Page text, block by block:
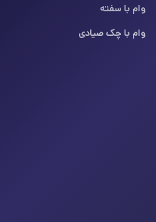
وام با سفته
وام با چک صیادی